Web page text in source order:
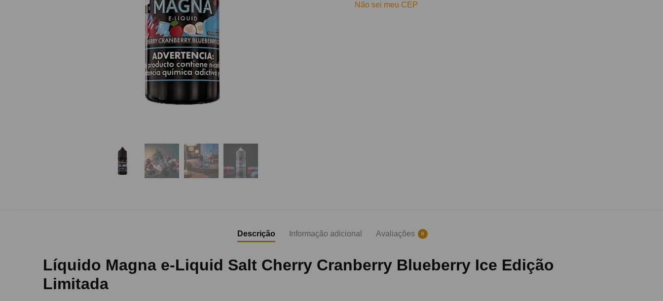
Não sei meu CEP
Descrição Informação adicional Avaliações 0
Líquido Magna e-Liquid Salt Cherry Cranberry Blueberry Ice Edição
Limitada